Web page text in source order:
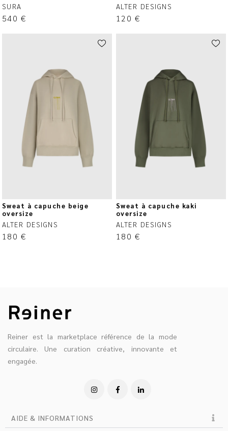
SURA
540 €
ALTER DESIGNS
120 €
Sweat à capuche beige
oversize
ALTER DESIGNS
180 €
Sweat à capuche kaki
oversize
ALTER DESIGNS
180 €
Reiner est la marketplace référence de la mode
circulaire. Une curation créative, innovante et
engagée.
AIDE & INFORMATIONS